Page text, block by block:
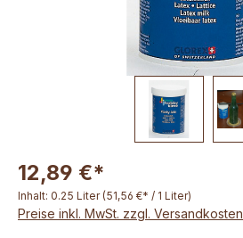
12,89 €*
Inhalt: 0.25 Liter (51,56 €* / 1 Liter)
Preise inkl. MwSt. zzgl. Versandkosten